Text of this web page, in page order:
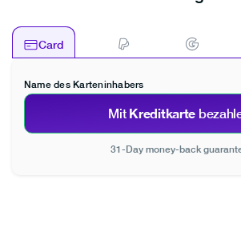
Card
Name des Karteninhabers
Mit Kreditkarte
31-Day money-back
Slovenia
Sweden
United Kingdom